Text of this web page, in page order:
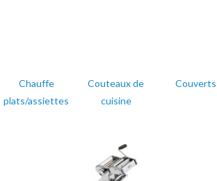
Chauffe
plats/assiettes
Couteaux de
cuisine
Couverts